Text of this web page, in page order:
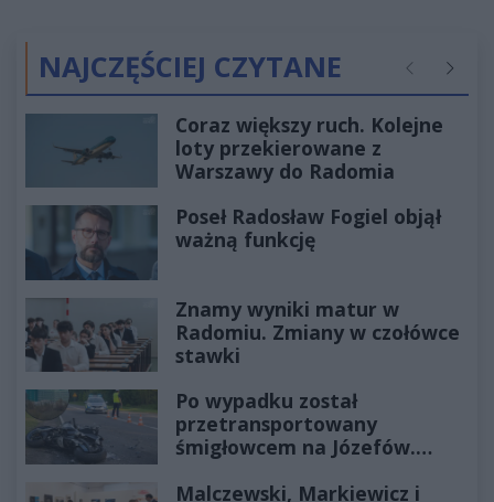
NAJCZĘŚCIEJ CZYTANE Poprzednie
Coraz większy ruch. Kolejne
loty przekierowane z
Warszawy do Radomia
Poseł Radosław Fogiel objął
ważną funkcję
Znamy wyniki matur w
Radomiu. Zmiany w czołówce
stawki
Po wypadku został
przetransportowany
śmigłowcem na Józefów.
Malczewski, Markiewicz i